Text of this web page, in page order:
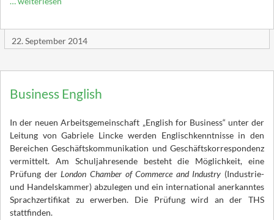
22. September 2014
Business English
In der neuen Arbeitsgemeinschaft „English for Business“ unter der
Leitung von Gabriele Lincke werden Englischkenntnisse in den
Bereichen Geschäftskommunikation und Geschäftskorrespondenz
vermittelt. Am Schuljahresende besteht die Möglichkeit, eine
Prüfung derLondon Chamber of Commerce and Industry (Industrie-
und Handelskammer) abzulegen und ein international anerkanntes
Sprachzertifikat zu erwerben. Die Prüfung wird an der THS
stattfinden.